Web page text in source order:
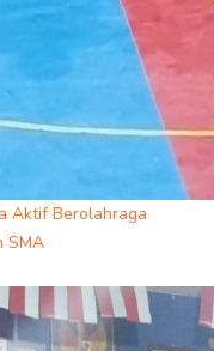
Aktif Berolahraga
SMA